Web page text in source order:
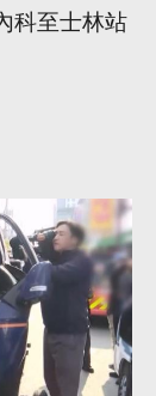
科至士林站